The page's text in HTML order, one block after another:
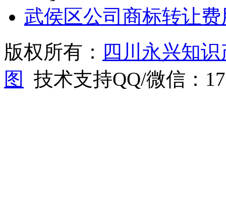
武侯区公司商标转让
版权所有： 四川永兴知
图
技术支持QQ/微信：